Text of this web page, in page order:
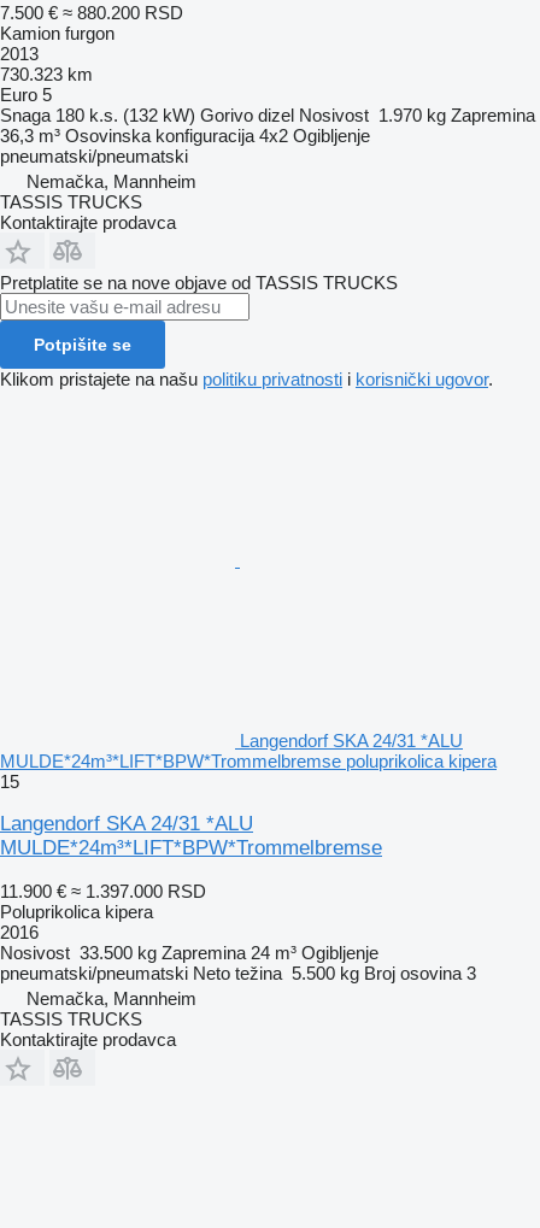
7.500 € ≈ 880.200 RSD
Kamion furgon
2013
730.323 km
Euro 5
Snaga 180 k.s. (132 kW) Gorivo dizel Nosivost 1.970 kg Zapremina
36,3 m³ Osovinska konfiguracija 4x2 Ogibljenje
pneumatski/pneumatski
Nemačka, Mannheim
TASSIS TRUCKS
Kontaktirajte prodavca
Pretplatite se na nove objave od TASSIS TRUCKS
Potpišite se
Klikom pristajete na našu politiku privatnosti i korisnički ugovor.
Langendorf SKA 24/31 *ALU
MULDE*24m³*LIFT*BPW*Trommelbremse poluprikolica kipera
15
Langendorf SKA 24/31 *ALU
MULDE*24m³*LIFT*BPW*Trommelbremse
11.900 € ≈ 1.397.000 RSD
Poluprikolica kipera
2016
Nosivost 33.500 kg Zapremina 24 m³ Ogibljenje
pneumatski/pneumatski Neto težina 5.500 kg Broj osovina 3
Nemačka, Mannheim
TASSIS TRUCKS
Kontaktirajte prodavca